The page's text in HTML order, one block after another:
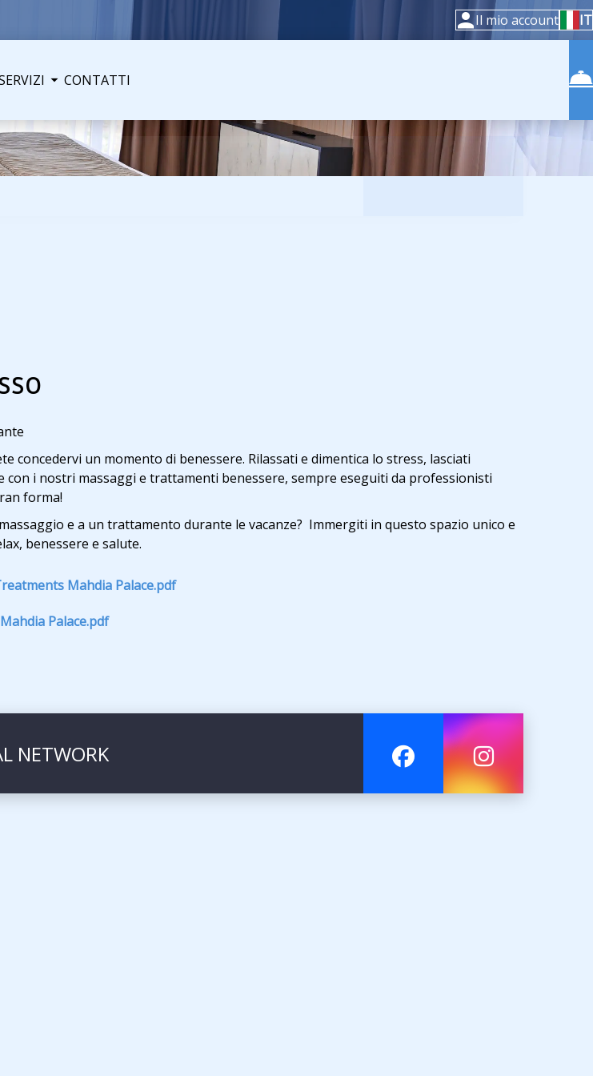
Il mio account IT
CONTATTI
concedervi un momento di benessere. Rilassati e dimentica lo stress, lasciati
con i nostri massaggi e trattamenti benessere, sempre eseguiti da professionisti
forma!
e a un trattamento durante le vacanze? Immergiti in questo spazio unico e
benessere e salute.
Mahdia Palace.pdf
Palace.pdf
NETWORK